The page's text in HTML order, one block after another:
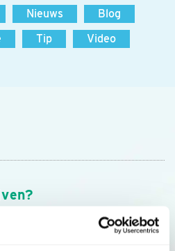
Nieuws
Blog
Tip
Video
inspiratie, acties en tips
van Vogelbescherming.